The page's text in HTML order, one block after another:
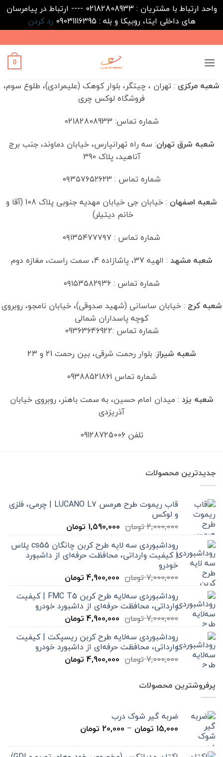
واحد ارتباط با مشتریان : 02182808933 ---- ارتباط در پیامرسان
های داخلی ایتا، روبیکا و بله : 09031116395
رد کردن
to
content
0
شعبه مرکزی : تهران ، چیتگر، بلوار کوهک (علیمرادی)، طلوع سوم،
فروشگاه لوکس چری
شماره تماس: 02182808933
شعبه شرق تهران: سه راه تهرانپارس، خیابان دماوند، جنب برج
آناهید، پلاک 390
شماره تماس : ۰۹۳۵۷۶۵۲۶۲۳
شعبه اصفهان
: خیابان جی خیابان مهدیه جنوبی پلاک 108 (آقا و
خانم دیتیلر)
شماره تماس : ۰۹۱۳۵۴۷۷۷۹۷
شعبه مشهد : الهیه 37، پاشازاده 4، سمت راست، مغازه دوم
شماره تماس : ۰۹۱۵۳۵۸۲۹۳۶
شعبه کرج : خیابان ساسانی (شهید صدوقی)، خیابان نامجو، روبروی
کوچه پاسداران شمالی
شماره تماس :09363646922
شعبه شیراز: بلوار رحمت شرقی، بین رحمت 21 و 23
شماره تماس 09388521861
شعبه یزد : میدان امام حسین، به سمت باهنر، روبروی خیابان
آذریزدی
تلفن 09128725006
جدیدترین محصولات
قاب ریموت طرح هرمس LUCANO L7 | چرمی، فلزی
و لوکس
2,000,000تومان قیمت
2,000,000 تومان
بود.
1,590,000 تومانقیمت
1,590,000 تومان
است.
روداشبوردی سه‌ لایه طرح کربن چانگان cs55 پلاس
| کیفیت وارداتی، محافظت حرفه‌ای از داشبورد
خودرو
7,000,000تومان قیمت
7,000,000 تومان
بود.
4,900,000 تومانقیمت
4,900,000 تومان
است.
روداشبوردی سه‌لایه طرح کربن FMC T5 | کیفیت
وارداتی، محافظت حرفه‌ای از داشبورد خودرو
7,000,000تومان قیمت
7,000,000 تومان
بود.
4,900,000 تومانقیمت
4,900,000 تومان
است.
روداشبوردی سه‌لایه طرح کربن ریسپکت | کیفیت
وارداتی، محافظت حرفه‌ای از داشبورد خودرو
7,000,000تومان قیمت
4,900,000 تومانقیمت
پرفروشترین محصولات
ضربه گیر شوک درب
15,000 تومان –
20,000 تومان